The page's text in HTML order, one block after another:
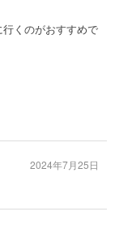
くのがおすすめで
2024年7月25日